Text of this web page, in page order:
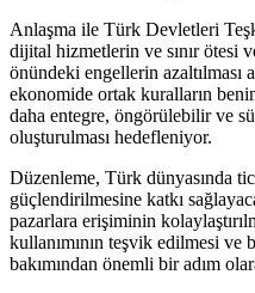
Anlaşma ile Türk Devletleri
dijital hizmetlerin ve sınır ötesi
önündeki engellerin azaltılması
ekonomide ortak kuralların
daha entegre, öngörülebilir ve
oluşturulması hedefleniyor.
Düzenleme, Türk dünyasında
güçlendirilmesine katkı
pazarlara erişiminin
kullanımının teşvik edilmesi ve
bakımından önemli bir adım